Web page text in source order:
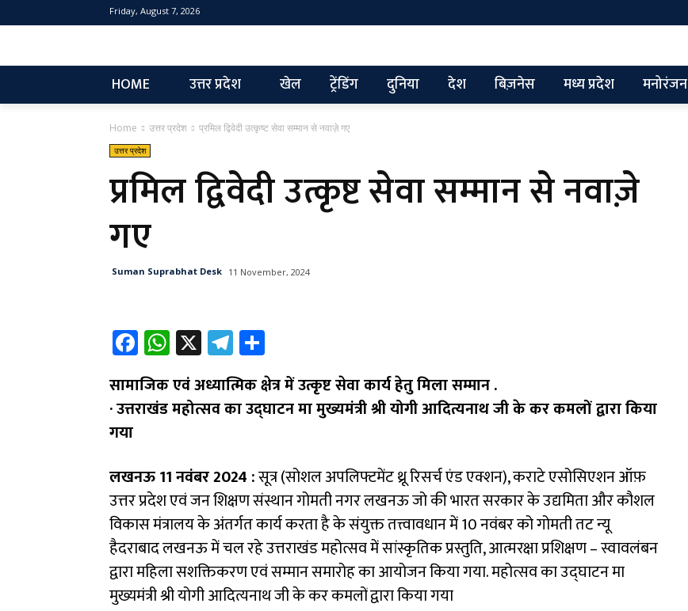
Friday, August 7, 2026
HOME उत्तर प्रदेश खेल ट्रेंडिंग दुनिया देश बिज़नेस मध्य प्रदेश मनोरंजन
Home उत्तर प्रदेश प्रमिल द्विवेदी उत्कृष्ट सेवा सम्मान से नवाज़े गए
उत्तर प्रदेश
प्रमिल द्विवेदी उत्कृष्ट सेवा सम्मान से नवाज़े
गए
Suman Suprabhat Desk 11 November, 2024
Fa
ce
b
o
W
h
at
sA
p
X Te
le
gr
a
ar
e
सामाजिक एवं अध्यात्मिक क्षेत्र में उत्कृष्ट सेवा कार्य हेतु मिला सम्मान .
· उत्तराखंड महोत्सव का उद्घाटन मा मुख्यमंत्री श्री योगी आदित्यनाथ जी के कर कमलों द्वारा किया
गया
लखनऊ 11 नवंबर 2024 :सूत्र (सोशल अपलिफ्टमेंट थ्रू रिसर्च एंड एक्शन), कराटे एसोसिएशन ऑफ़
उत्तर प्रदेश एवं जन शिक्षण संस्थान गोमती नगर लखनऊ जो की भारत सरकार के उद्यमिता और कौशल
विकास मंत्रालय के अंतर्गत कार्य करता है के संयुक्त तत्त्वावधान में 10 नवंबर को गोमती तट न्यू
हैदराबाद लखनऊ में चल रहे उत्तराखंड महोत्सव में सांस्कृतिक प्रस्तुति, आत्मरक्षा प्रशिक्षण – स्वावलंबन
द्वारा महिला सशक्तिकरण एवं सम्मान समारोह का आयोजन किया गया. महोत्सव का उद्घाटन मा
मुख्यमंत्री श्री योगी आदित्यनाथ जी के कर कमलों द्वारा किया गया